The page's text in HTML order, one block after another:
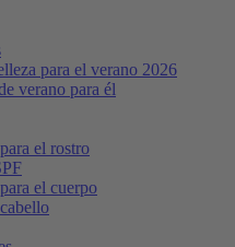
para el verano 2026
verano para él
el rostro
el cuerpo